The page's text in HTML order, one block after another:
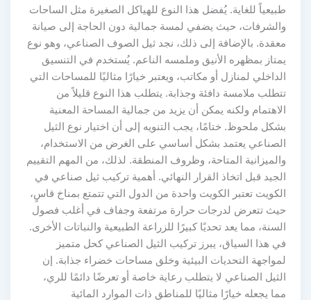
طبيعياً للغاية. يُفضل هذا النوع للهياكل الصغيرة مثل الساحات
والشرفات، حيث يضفي لمسة جمالية دون الحاجة إلى صيانة
معقدة. بالإضافة إلى ذلك، نجد ثيل الصوف الصناعي، وهو نوع
يمتاز بمظهره الأنيق وملمسه الناعم. يُستخدم في التنسيق
الداخلي لمنازل أو مكاتب، ويعتبر خيارًا مثاليًا للمساحات التي
تتطلب ملامسة دافئة وجذابة. يتطلب هذا النوع قليلاً من
الاهتمام ولكنه يمكن أن يزيد من جمالية المساحة المعنية
بشكل ملحوظ. ختامًا، يجب التنويه إلى أن اختيار نوع الثيل
الصناعي يعتمد بشكل أساسي على الغرض من الاستخدام،
والميزانية المتاحة، وظروف المنطقة. لذلك، من المهم التقييم
الجيد قبل اتخاذ القرار النهائي. أهمية تركيب ثيل صناعي في
الكويت تعتبر الكويت واحدة من الدول التي تتمتع بمناخ قاسٍ،
حيث تتعرض لدرجات حرارة مرتفعة وجفاف في أغلب فصول
السنة، مما يعد تحديًا كبيرًا للزراعة الطبيعية والنباتات الأخرى.
في هذا السياق، يبرز تركيب الثيل الصناعي كحل متميز
لمواجهة التحديات البيئية وخلق مساحات خضراء جذابة. إن
الثيل الصناعي لا يتطلب رعاية خاصة أو تعرضًا دائمًا للري،
مما يجعله خيارًا مثاليًا للمناطق ذات الموارد المائية